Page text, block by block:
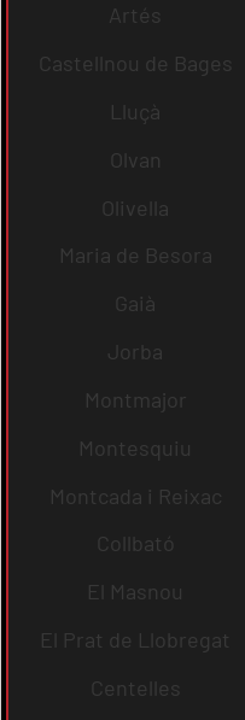
Artés
Castellnou de Bages
Lluçà
Olvan
Olivella
Maria de Besora
Gaià
Jorba
Montmajor
Montesquiu
Montcada i Reixac
Collbató
El Masnou
El Prat de Llobregat
Centelles